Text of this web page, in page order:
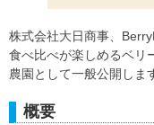
株式会社大日商事、
食べ比べが楽しめるベリ
農園として一般公開しま
概要